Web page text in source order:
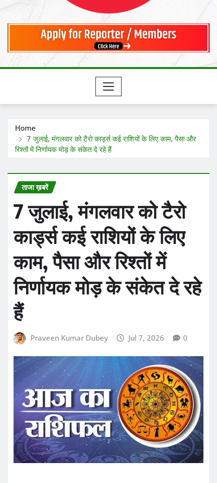
Home
7 जुलाई, मंगलवार को टैरो कार्ड्स कई राशियों के लिए काम, पैसा और
रिश्तों में निर्णायक मोड़ के संकेत दे रहे हैं
ताजा ख़बरें
7 जुलाई, मंगलवार को टैरो
कार्ड्स कई राशियों के लिए
काम, पैसा और रिश्तों में
निर्णायक मोड़ के संकेत दे रहे
हैं
Praveen Kumar Dubey Jul 7, 2026 0